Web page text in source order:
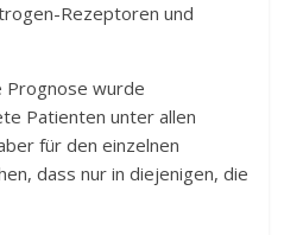
Rezeptoren und
Prognose wurde
Patienten unter allen
für den einzelnen
dass nur in diejenigen, die